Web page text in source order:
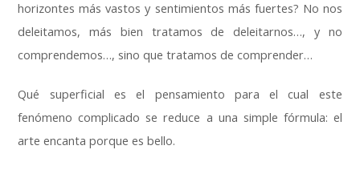
horizontes más vastos y sentimientos más fuertes? No nos
deleitamos,más bien tratamos de deleitarnos…, y no
comprendemos…, sino que tratamos de comprender…
Qué superficial es el pensamiento para el cual este
fenómeno complicado se reduce a una simple fórmula: el
arte encanta porque es bello.